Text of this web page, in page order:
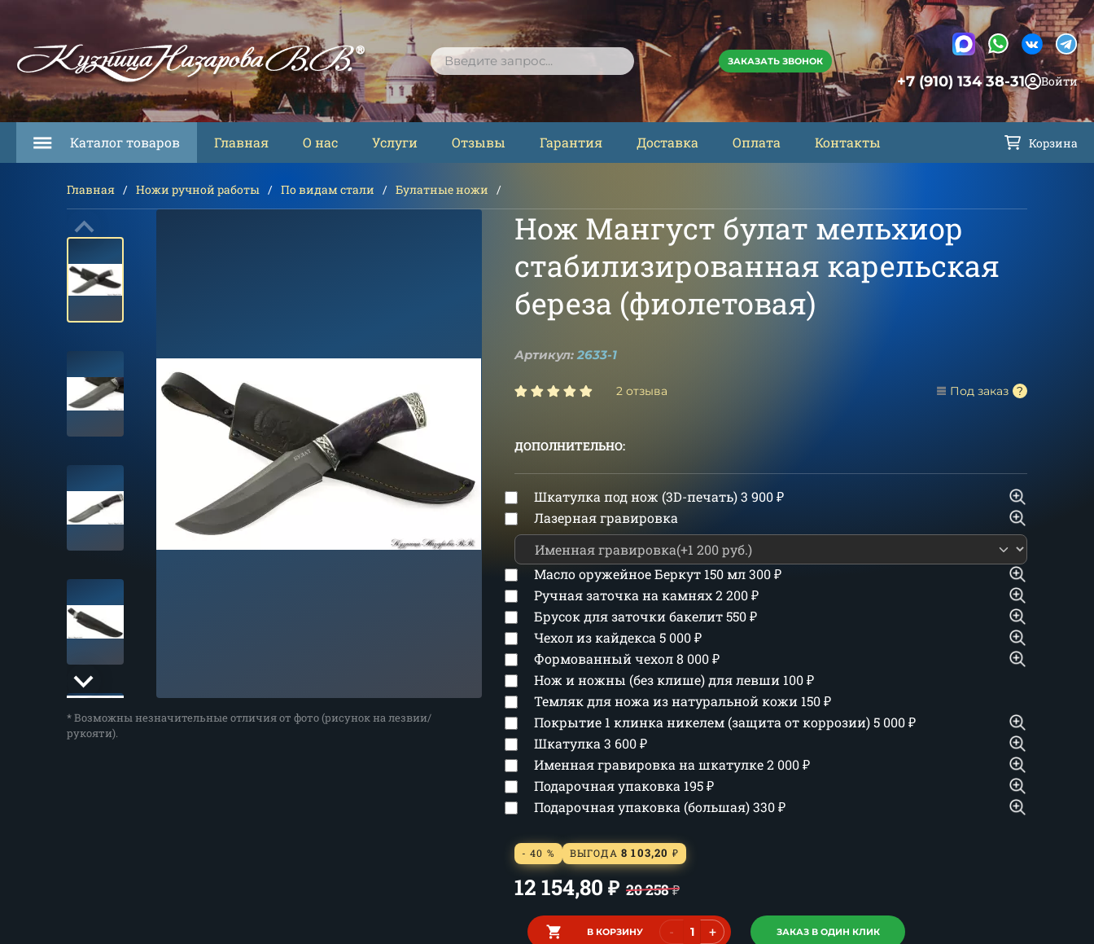
ПОИСК ЗАКАЗАТЬ ЗВОНОК
+7 (910) 134 38-31 Войти
Каталог товаров Главная О нас Услуги Отзывы Гарантия Доставка Оплата Контакты Корзина
Главная Ножи ручной работы По видам стали Булатные ножи
* Возможны незначительные отличия от фото (рисунок на лезвии/
рукояти).
Нож Мангуст булат мельхиор
стабилизированная карельская
береза (фиолетовая)
Артикул: 2633-1
2 отзыва Под заказ
ДОПОЛНИТЕЛЬНО:
Шкатулка под нож (3D-печать)3 900₽
Лазерная гравировка
Масло оружейное Беркут 150 мл300₽
Ручная заточка на камнях2 200₽
Брусок для заточки бакелит550₽
Чехол из кайдекса 5 000₽
Формованный чехол8 000₽
Нож и ножны (без клише) для левши 100₽
Темляк для ножа из натуральной кожи 150₽
Покрытие 1 клинка никелем (защита от коррозии)5 000₽
Шкатулка 3 600₽
Именная гравировка на шкатулке2 000₽
Подарочная упаковка 195₽
Подарочная упаковка (большая)330₽
- 40 % ВЫГОДА 8 103,20 ₽
12 154,80 ₽ 20 258₽
В КОРЗИНУ - + ЗАКАЗ В ОДИН КЛИК